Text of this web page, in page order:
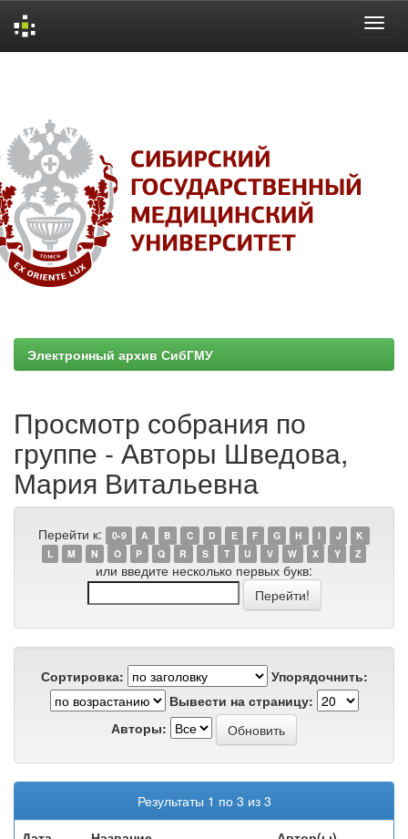
Электронный архив СибГМУ
Просмотр собрания по
группе - Авторы Шведова,
Мария Витальевна
Перейти к: 0-9 A B C D E F G H I J
K
L
M N O P Q R S T U V W X Y Z
или введите несколько первых букв:
Сортировка:
Упорядочнить:
Вывести на страницу:
Авторы:
Результаты 1 по 3 из 3